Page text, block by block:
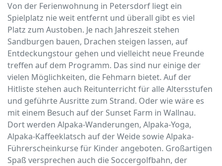
Von der Ferienwohnung in Petersdorf liegt ein
Spielplatz nie weit entfernt und überall gibt es viel
Platz zum Austoben. Je nach Jahreszeit stehen
Sandburgen bauen, Drachen steigen lassen, auf
Entdeckungstour gehen und vielleicht neue Freunde
treffen auf dem Programm. Das sind nur einige der
vielen Möglichkeiten, die Fehmarn bietet. Auf der
Hitliste stehen auch Reitunterricht für alle Altersstufen
und geführte Ausritte zum Strand. Oder wie wäre es
mit einem Besuch auf der Sunset Farm in Wallnau.
Dort werden Alpaka-Wanderungen, Alpaka-Yoga,
Alpaka-Kaffeeklatsch auf der Weide sowie Alpaka-
Führerscheinkurse für Kinder angeboten. Großartigen
Spaß versprechen auch die Soccergolfbahn, der